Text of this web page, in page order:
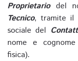
Proprietariodel
Tecnico, tramite il
sociale del
nome e
fisica).